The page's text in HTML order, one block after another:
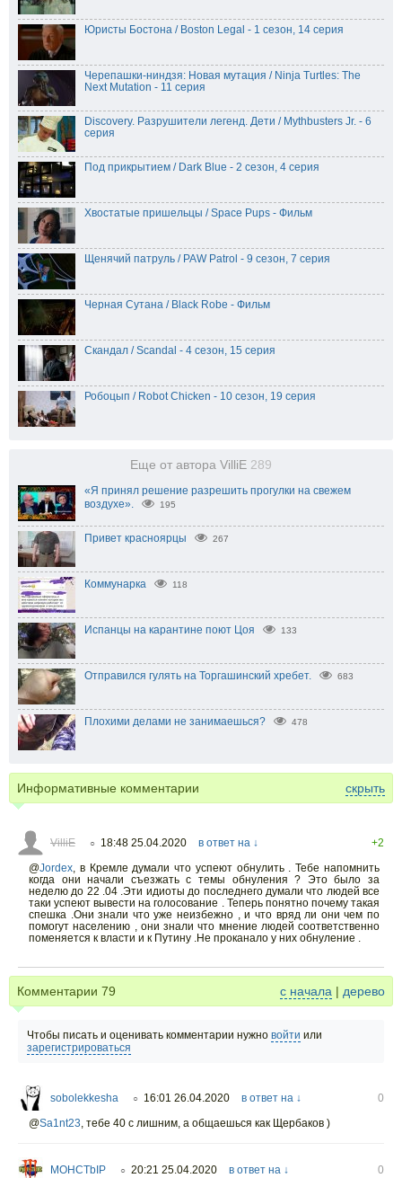
Юристы Бостона / Boston Legal - 1 сезон, 14 серия
Черепашки-ниндзя: Новая мутация / Ninja Turtles: The
Next Mutation - 11 серия
Discovery. Разрушители легенд. Дети / Mythbusters Jr. - 6
серия
Под прикрытием / Dark Blue - 2 сезон, 4 серия
Хвостатые пришельцы / Space Pups - Фильм
Щенячий патруль / PAW Patrol - 9 сезон, 7 серия
Черная Сутана / Black Robe - Фильм
Скандал / Scandal - 4 сезон, 15 серия
Робоцып / Robot Chicken - 10 сезон, 19 серия
Еще от автора VilliE 289
«Я принял решение разрешить прогулки на свежем
воздухе».
195
Привет красноярцы 267
Коммунарка 118
Испанцы на карантине поют Цоя 133
Отправился гулять на Торгашинский хребет. 683
Плохими делами не занимаешься? 478
Информативные комментарии скрыть
VilliE ○ 18:48 25.04.2020 в ответ на ↓
+2
@Jordex в Кремле думали что успеют обнулить . Тебе напомнить
когда они начали съезжать с темы обнуления ? Это было за
неделю до 22 .04 .Эти идиоты до последнего думали что людей все
таки успеют вывести на голосование . Теперь понятно почему такая
спешка .Они знали что уже неизбежно , и что вряд ли они чем по
помогут населению , они знали что мнение людей соответственно
поменяется к власти и к Путину .Не проканало у них обнуление .
Комментарии 79 с начала | дерево
Чтобы писать и оценивать комментарии нужно войти или
зарегистрироваться
sobolekkesha ○ 16:01 26.04.2020 в ответ на ↓
0
@Sa1nt23 тебе 40 с лишним, а общаешься как Щербаков )
MOHCTbIP ○ 20:21 25.04.2020 в ответ на ↓
0